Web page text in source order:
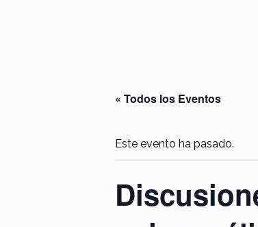
« Todos los Eventos
Este evento ha pasado.